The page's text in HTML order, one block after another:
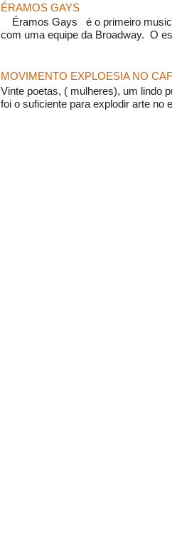
ÉRAMOS GAYS
Éramos Gays é o primeiro
com uma equipe da Broadway. O
MOVIMENTO EXPLOESIA NO
Vinte poetas, ( mulheres), um lindo
foi o suficiente para explodir arte no